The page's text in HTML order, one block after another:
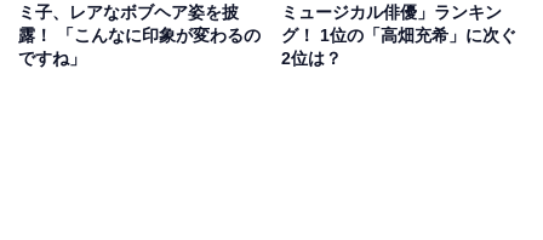
ミ子、レアなボブヘア姿を披
露！ 「こんなに印象が変わるの
ですね」
ミュージカル俳優」ランキン
グ！ 1位の「高畑充希」に次ぐ
2位は？